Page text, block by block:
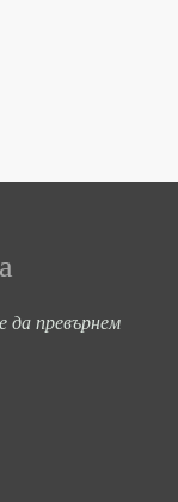
да превърнем